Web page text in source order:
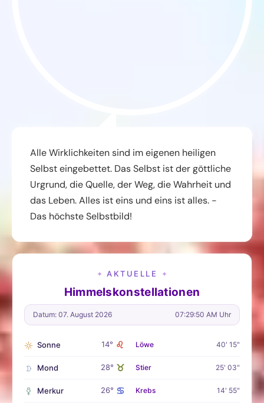
Alle Wirklichkeiten sind im eigenen heiligen
Selbst eingebettet. Das Selbst ist der göttliche
Urgrund, die Quelle, der Weg, die Wahrheit und
das Leben. Alles ist eins und eins ist alles. -
Das höchste Selbstbild!
✦ AKTUELLE ✦
Himmelskonstellationen
Datum: 07. August 2026 07:29:51 AM Uhr
Sonne 14° ♌ Löwe 40' 15"
Mond 28° ♉ Stier 25' 03"
Merkur 26° ♋ Krebs 14' 55"